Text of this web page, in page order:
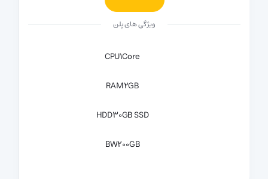
ویژگی های پلن
1Core
CPU
2GB
RAM
30GB SSD
HDD
200GB
BW